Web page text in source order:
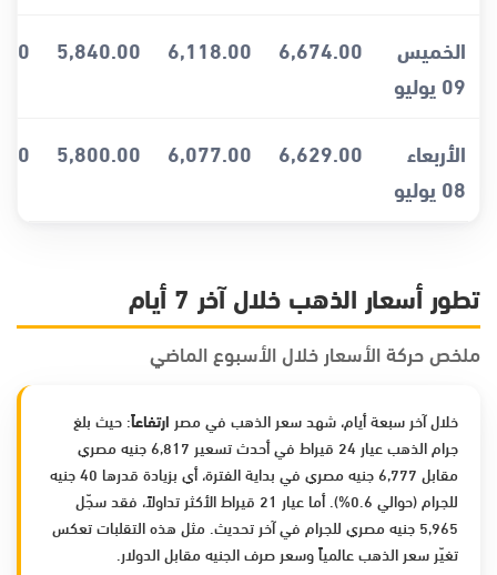
الخميس
09 يوليو
6,674.00
6,118.00
5,840.00
الأربعاء
08 يوليو
6,629.00
6,077.00
5,800.00
تطور أسعار الذهب خلال آخر 7 أيام
ملخص حركة الأسعار خلال الأسبوع الماضي
خلال آخر سبعة أيام، شهد سعر الذهب في مصر ارتفاعاً: حيث بلغ
جرام الذهب عيار 24 قيراط في أحدث تسعير 6,817 جنيه مصري
مقابل 6,777 جنيه مصري في بداية الفترة، أي بزيادة قدرها 40 جنيه
للجرام (حوالي 0.6%). أما عيار 21 قيراط الأكثر تداولاً، فقد سجّل
5,965 جنيه مصري للجرام في آخر تحديث. مثل هذه التقلبات تعكس
تغيّر سعر الذهب عالمياً وسعر صرف الجنيه مقابل الدولار.